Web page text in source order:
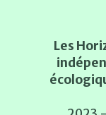
Les